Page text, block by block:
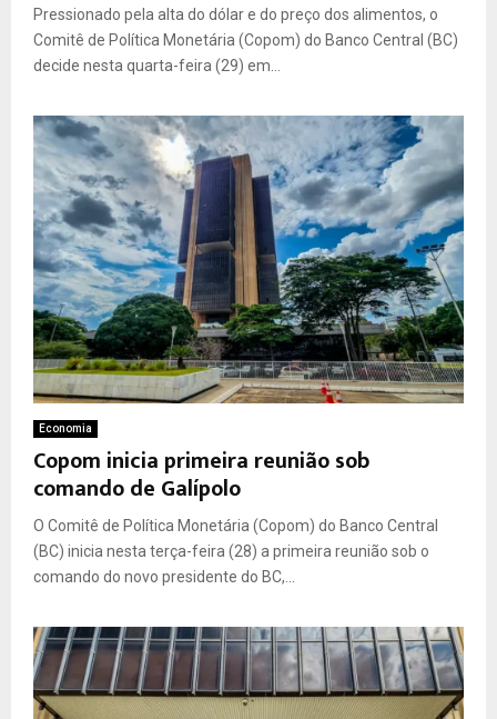
Pressionado pela alta do dólar e do preço dos alimentos, o
Comitê de Política Monetária (Copom) do Banco Central (BC)
decide nesta quarta-feira (29) em...
Economia
Copom inicia primeira reunião sob
comando de Galípolo
O Comitê de Política Monetária (Copom) do Banco Central
(BC) inicia nesta terça-feira (28) a primeira reunião sob o
comando do novo presidente do BC,...